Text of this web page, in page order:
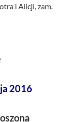
i Alicji, zam.
2016